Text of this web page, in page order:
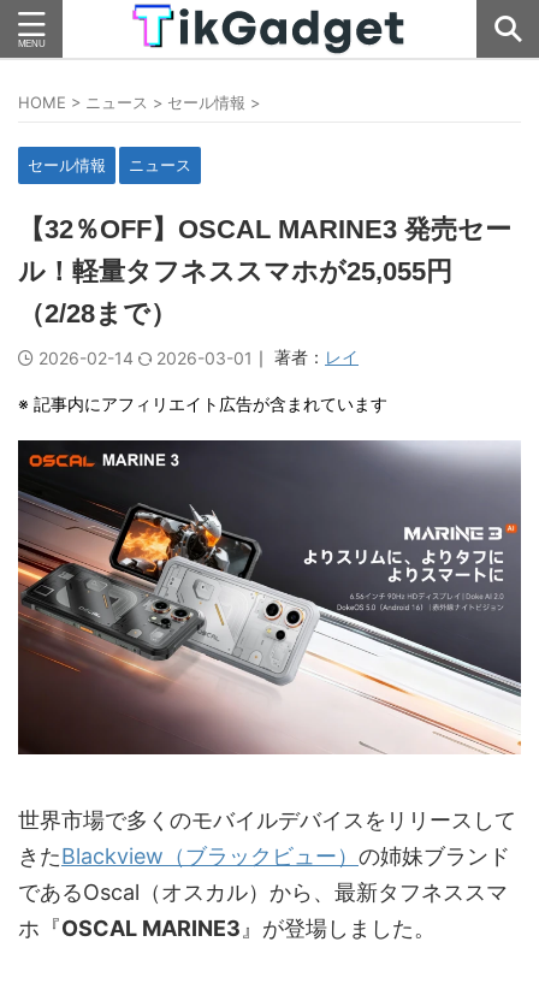
HOME > ニュース > セール情報 >
セール情報 ニュース
【32％OFF】OSCAL MARINE3 発売セー
ル！軽量タフネススマホが25,055円
（2/28まで）
2026-02-14 2026-03-01 ｜ 著者： レイ
※ 記事内にアフィリエイト広告が含まれています
世界市場で多くのモバイルデバイスをリリースして
きたBlackview（ブラックビュー） の姉妹ブランド
であるOscal（オスカル）から、最新タフネススマ
ホ『OSCAL MARINE3』が登場しました。